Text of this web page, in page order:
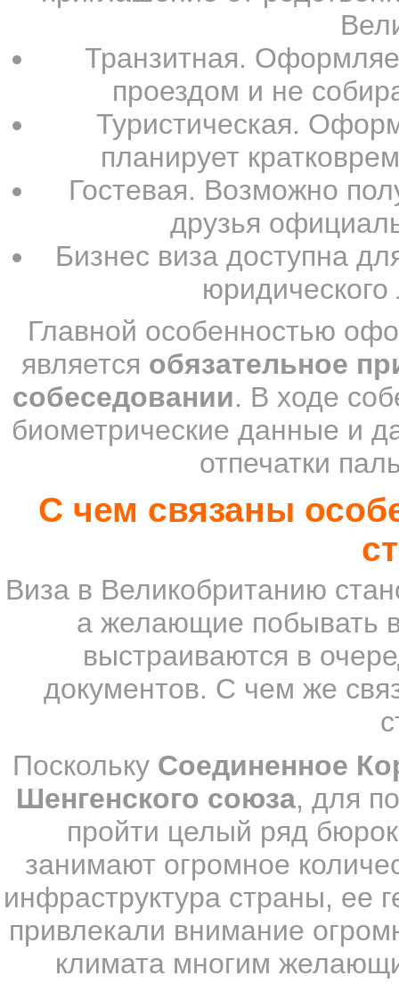
Транзитная.
проездом и не
Туристическая.
планирует
Гостевая. Возможно
друзья
Бизнес виза доступна
Главной особенностью
является обязательное
собеседовании. В ходе
биометрические данные и
отпечатки
С чем связаны
Виза в Великобританию
а желающие побывать
выстраиваются в
документов. С чем же
Поскольку Соединенное
Шенгенского союза, для
пройти целый ряд
занимают огромное
инфраструктура страны, ее
привлекали внимание
климата многим